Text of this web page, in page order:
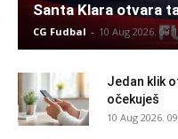
Santa Klara otvara
CG Fudbal - 10 Aug 2026.
Jedan klik
očekuješ
10 Aug 2026.